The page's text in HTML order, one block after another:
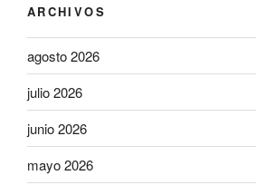
ARCHIVOS
agosto 2026
julio 2026
junio 2026
mayo 2026